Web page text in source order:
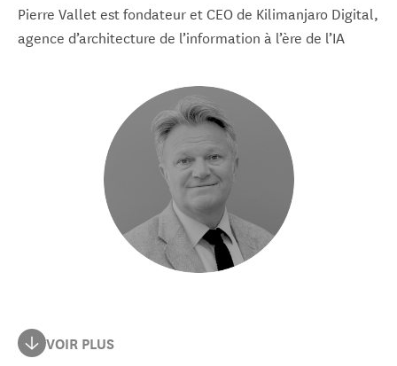
Pierre Vallet est fondateur et CEO de Kilimanjaro Digital,
agence d’architecture de l’information à l’ère de l’IA
Il est un conseiller en communication stratégique et
politique, spécialiste des architectures narratives à l’ère
VOIR PLUS